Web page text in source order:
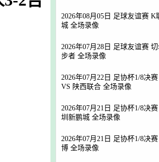
2026年08月05日 足球友谊赛 K
城 全场录像
2026年07月28日 足球友谊赛
步者 全场录像
2026年07月22日 足协杯1/8决
VS 陕西联合 全场录像
2026年07月21日 足协杯1/8决
圳新鹏城 全场录像
2026年07月21日 足协杯1/8决
博 全场录像